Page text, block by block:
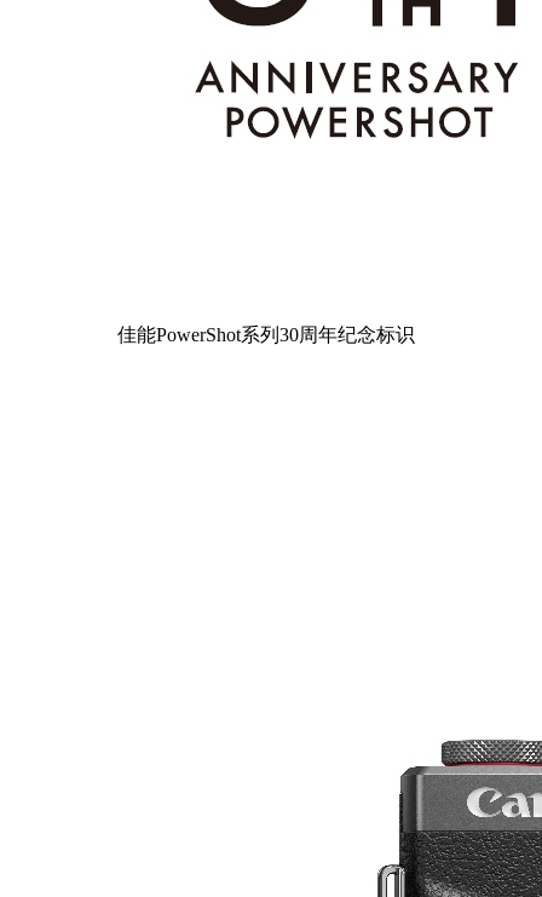
佳能PowerShot系列30周年纪念标识